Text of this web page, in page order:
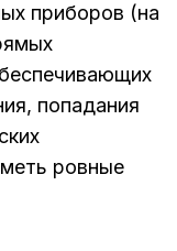
приборов (на
попадания
ровные